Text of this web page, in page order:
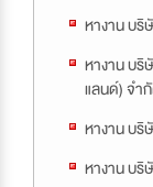
หางาน บริ
หางาน บริ
แลนด์) จำ
หางาน บริ
หางาน บริ